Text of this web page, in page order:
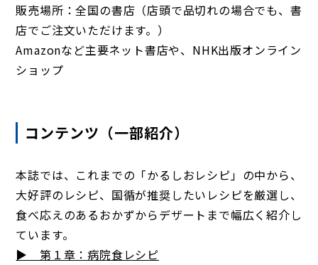
販売場所：全国の書店（店頭で品切れの場合でも、書
店でご注文いただけます。）
Amazonなど主要ネット書店や、NHK出版オンライン
ショップ
コンテンツ（一部紹介）
本誌では、これまでの「かるしおレシピ」の中から、
大好評のレシピ、国循が推奨したいレシピを厳選し、
食べ応えのあるおかずからデザートまで幅広く紹介し
ています。
▶ 第１章：病院食レシピ